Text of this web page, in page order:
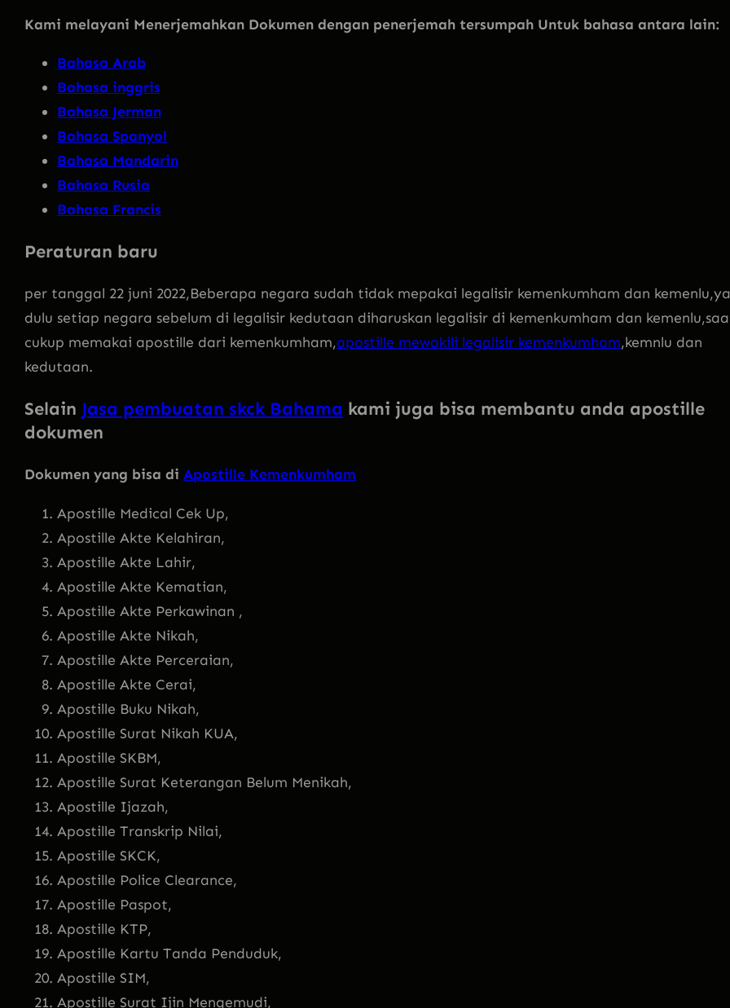
Kami melayani Menerjemahkan Dokumen dengan penerjemah tersumpah Untuk bahasa antara lain:
Bahasa Arab
Bahasa inggris
Bahasa Jerman
Bahasa Spanyol
Bahasa Mandarin
Bahasa Rusia
Bahasa Francis
Peraturan baru
per tanggal 22 juni 2022,Beberapa negara sudah tidak mepakai legalisir kemenkumham dan
dulu setiap negara sebelum di legalisir kedutaan diharuskan legalisir di kemenkumham dan
cukup memakai apostille dari kemenkumham,apostille mewakili legalisir kemenkumham,kemnlu dan
kedutaan.
Selain Jasa pembuatan skck Bahama kami juga bisa membantu anda apostille
dokumen
Dokumen yang bisa di Apostille Kemenkumham
Apostille Medical Cek Up,
Apostille Akte Kelahiran,
Apostille Akte Lahir,
Apostille Akte Kematian,
Apostille Akte Perkawinan ,
Apostille Akte Nikah,
Apostille Akte Perceraian,
Apostille Akte Cerai,
Apostille Buku Nikah,
Apostille Surat Nikah KUA,
Apostille SKBM,
Apostille Surat Keterangan Belum Menikah,
Apostille Ijazah,
Apostille Transkrip Nilai,
Apostille SKCK,
Apostille Police Clearance,
Apostille Paspot,
Apostille KTP,
Apostille Kartu Tanda Penduduk,
Apostille SIM,
Apostille Surat Ijin Mengemudi,